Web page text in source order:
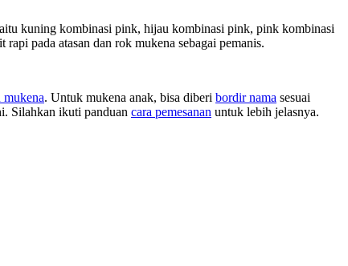
kuning kombinasi pink, hijau kombinasi pink, pink kombinasi
pada atasan dan rok mukena sebagai pemanis.
mukena. Untuk mukena anak, bisa diberi bordir nama sesuai
Silahkan ikuti panduan cara pemesanan untuk lebih jelasnya.